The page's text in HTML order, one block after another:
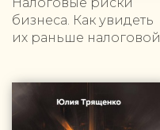
бизнеса. Как увидеть
их раньше налоговой